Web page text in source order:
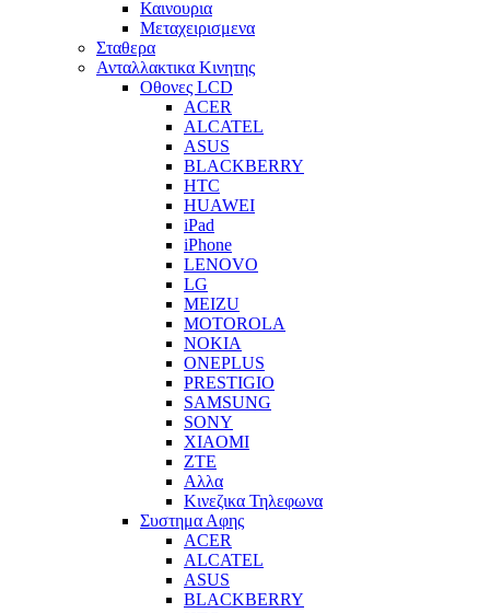
Καινουρια
Μεταχειρισμενα
Σταθερα
Ανταλλακτικα Κινητης
Οθονες LCD
ACER
ALCATEL
ASUS
BLACKBERRY
HTC
HUAWEI
iPad
iPhone
LENOVO
LG
MEIZU
MOTOROLA
NOKIA
ONEPLUS
PRESTIGIO
SAMSUNG
SONY
XIAOMI
ZTE
Αλλα
Κινεζικα Τηλεφωνα
Συστημα Αφης
ACER
ALCATEL
ASUS
BLACKBERRY